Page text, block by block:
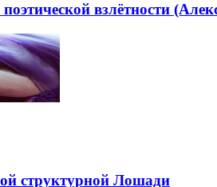
взлётности
структурной Лошади